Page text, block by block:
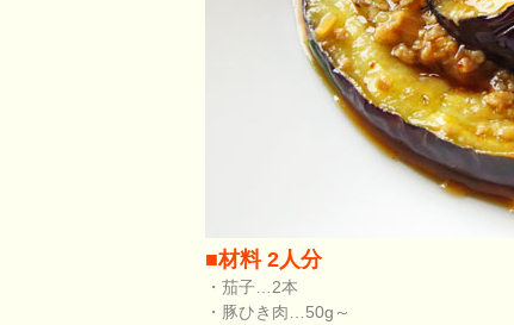
■材料 2人分
・茄子…2本
・豚ひき肉…50g～